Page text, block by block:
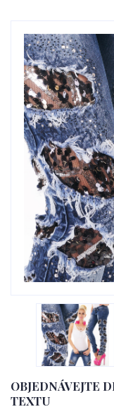
OBJEDNÁVEJTE
TEXTU